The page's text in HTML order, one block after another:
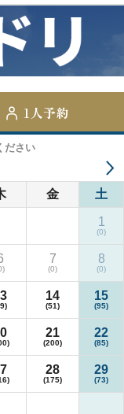
1人予約
ださい
金 土
1
7 8
14 15
21 22
28 29